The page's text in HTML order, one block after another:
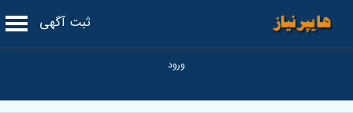
ثبت آگهی